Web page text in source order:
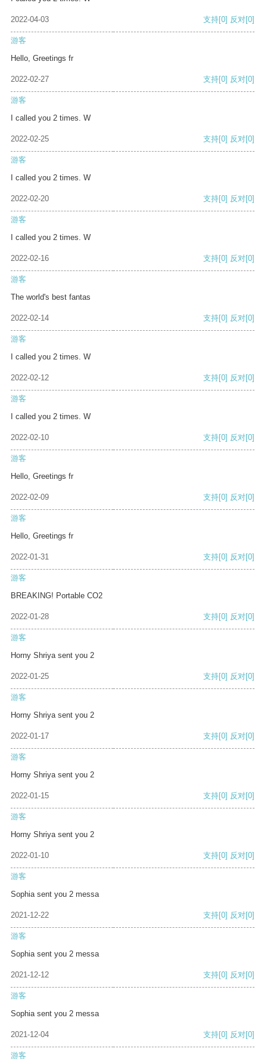
2022-04-03 支持[0] 反对[0]
游客
Hello, Greetings fr
2022-02-27 支持[0] 反对[0]
游客
I called you 2 times. W
2022-02-25 支持[0] 反对[0]
游客
I called you 2 times. W
2022-02-20 支持[0] 反对[0]
游客
I called you 2 times. W
2022-02-16 支持[0] 反对[0]
游客
The world's best fantas
2022-02-14 支持[0] 反对[0]
游客
I called you 2 times. W
2022-02-12 支持[0] 反对[0]
游客
I called you 2 times. W
2022-02-10 支持[0] 反对[0]
游客
Hello, Greetings fr
2022-02-09 支持[0] 反对[0]
游客
Hello, Greetings fr
2022-01-31 支持[0] 反对[0]
游客
BREAKING! Portable CO2
2022-01-28 支持[0] 反对[0]
游客
Horny Shriya sent you 2
2022-01-25 支持[0] 反对[0]
游客
Horny Shriya sent you 2
2022-01-17 支持[0] 反对[0]
游客
Horny Shriya sent you 2
2022-01-15 支持[0] 反对[0]
游客
Horny Shriya sent you 2
2022-01-10 支持[0] 反对[0]
游客
Sophia sent you 2 messa
2021-12-22 支持[0] 反对[0]
游客
Sophia sent you 2 messa
2021-12-12 支持[0] 反对[0]
游客
Sophia sent you 2 messa
2021-12-04 支持[0] 反对[0]
游客